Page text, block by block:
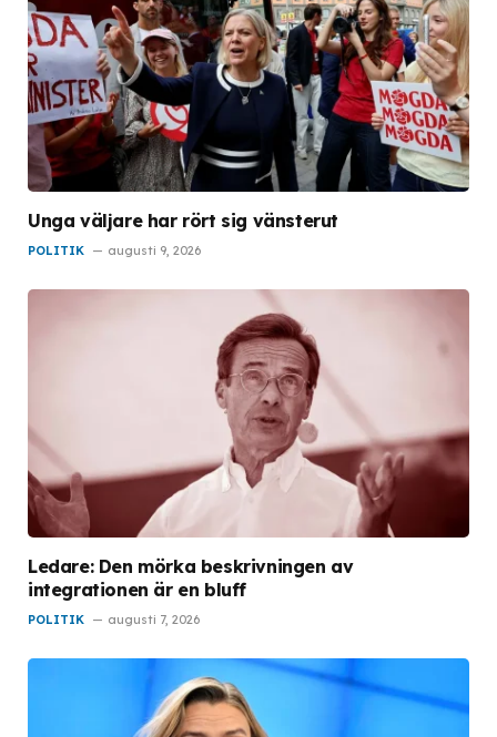
Unga väljare har rört sig vänsterut
POLITIK augusti 9, 2026
Ledare: Den mörka beskrivningen av
integrationen är en bluff
POLITIK augusti 7, 2026